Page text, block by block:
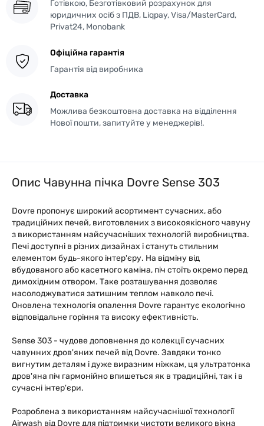
Готівкою, Безготівковий розрахунок для
юридичних осіб з ПДВ, Liqpay, Visa/MasterCard,
Privat24, Monobank
Офіційна гарантія
Гарантія від виробника
Доставка
Можлива безкоштовна доставка на відділення
Нової пошти, запитуйте у менеджерів!.
Опис Чавунна пічка Dovre Sense 303
Dovre пропонує широкий асортимент сучасних, або
традиційних печей, виготовлених з високоякісного чавуну
з використанням найсучасніших технологій виробництва.
Печі доступні в різних дизайнах і стануть стильним
елементом будь-якого інтер'єру. На відміну від
вбудованого або касетного каміна, піч стоїть окремо перед
димохідним отвором. Таке розташування дозволяє
насолоджуватися затишним теплом навколо печі.
Оновлена технологія опалення Dovre гарантує екологічно
відповідальне горіння та високу ефективність.
Sense 303 - чудове доповнення до колекції сучасних
чавунних дров'яних печей від Dovre. Завдяки тонко
вигнутим деталям і дуже виразним ніжкам, ця ультратонка
дров'яна піч гармонійно впишеться як в традиційні, так і в
сучасні інтер'єри.
Розроблена з використанням найсучаснішої технології
Airwash від Dovre для підтримки чистоти великого вікна